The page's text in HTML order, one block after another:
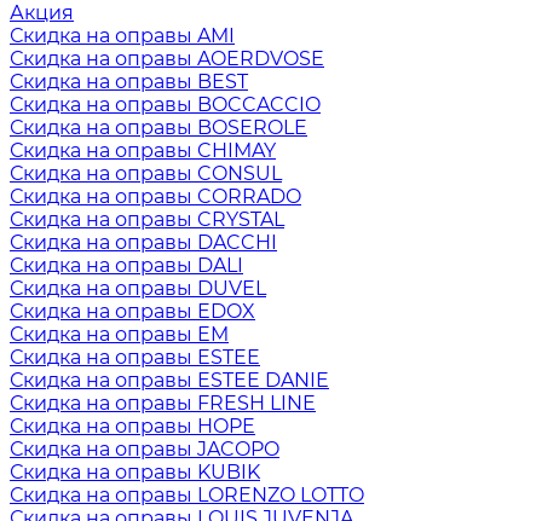
Акция
Скидка на оправы AMI
Скидка на оправы AOERDVOSE
Скидка на оправы BEST
Скидка на оправы BOCCACCIO
Скидка на оправы BOSEROLE
Скидка на оправы CHIMAY
Скидка на оправы CONSUL
Скидка на оправы CORRADO
Скидка на оправы CRYSTAL
Скидка на оправы DACCHI
Скидка на оправы DALI
Скидка на оправы DUVEL
Скидка на оправы EDOX
Скидка на оправы EM
Скидка на оправы ESTEE
Скидка на оправы ESTEE DANIE
Скидка на оправы FRESH LINE
Скидка на оправы HOPE
Скидка на оправы JACOPO
Скидка на оправы KUBIK
Скидка на оправы LORENZO LOTTO